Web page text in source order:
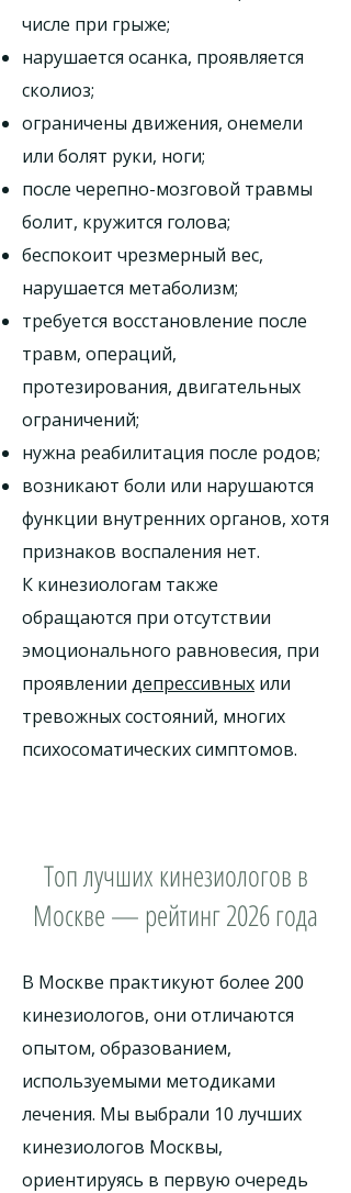
числе при грыже;
нарушается осанка, проявляется
сколиоз;
ограничены движения, онемели
или болят руки, ноги;
после черепно-мозговой травмы
болит, кружится голова;
беспокоит чрезмерный вес,
нарушается метаболизм;
требуется восстановление после
травм, операций,
протезирования, двигательных
ограничений;
нужна реабилитация после родов;
возникают боли или нарушаются
функции внутренних органов, хотя
признаков воспаления нет.
К кинезиологам также
обращаются при отсутствии
эмоционального равновесия, при
проявлении депрессивных или
тревожных состояний, многих
психосоматических симптомов.
Топ лучших кинезиологов в
Москве — рейтинг 2026 года
В Москве практикуют более 200
кинезиологов, они отличаются
опытом, образованием,
используемыми методиками
лечения. Мы выбрали 10 лучших
кинезиологов Москвы,
ориентируясь в первую очередь